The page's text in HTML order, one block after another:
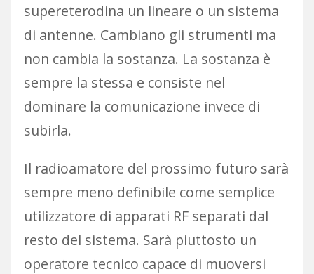
supereterodina un lineare o un sistema
di antenne. Cambiano gli strumenti ma
non cambia la sostanza. La sostanza è
sempre la stessa e consiste nel
dominare la comunicazione invece di
subirla.
Il radioamatore del prossimo futuro sarà
sempre meno definibile come semplice
utilizzatore di apparati RF separati dal
resto del sistema. Sarà piuttosto un
operatore tecnico capace di muoversi